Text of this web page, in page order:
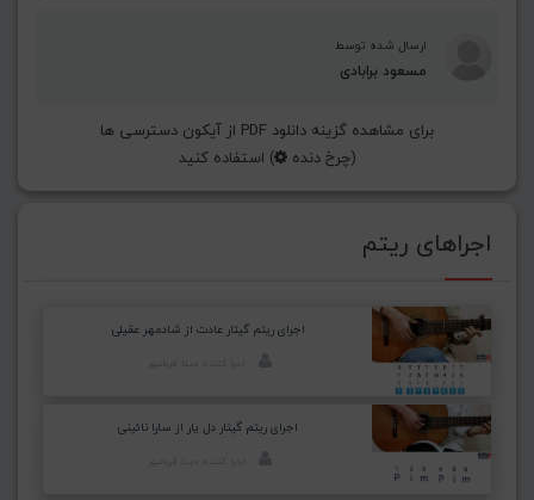
ارسال شده توسط
مسعود برابادی
برای مشاهده گزینه دانلود PDF از آیکون دسترسی ها
(چرخ دنده ) استفاده کنید
اجراهای ریتم
اجرای ریتم گیتار عادت از شادمهر عقیلی
اجرای ریتم گیتار دل یار از سارا نائینی